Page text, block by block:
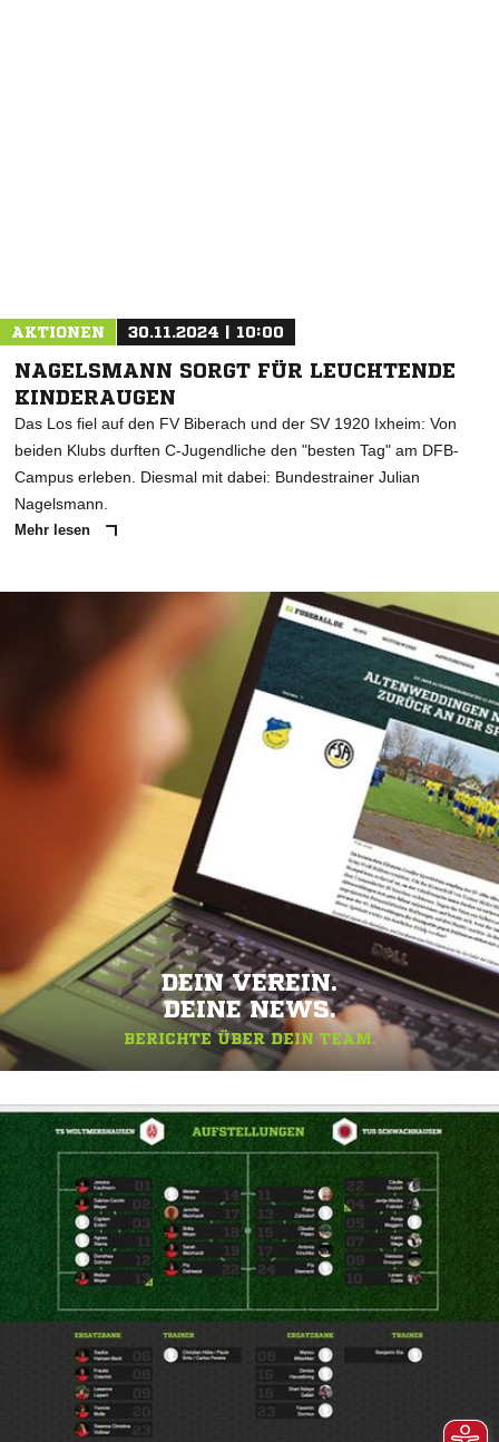
AKTIONEN 30.11.2024 | 10:00
NAGELSMANN SORGT FÜR LEUCHTENDE
KINDERAUGEN
Das Los fiel auf den FV Biberach und der SV 1920 Ixheim: Von
beiden Klubs durften C-Jugendliche den "besten Tag" am DFB-
Campus erleben. Diesmal mit dabei: Bundestrainer Julian
Nagelsmann.
Mehr lesen
DEIN VEREIN.
DEINE NEWS.
BERICHTE ÜBER DEIN TEAM.